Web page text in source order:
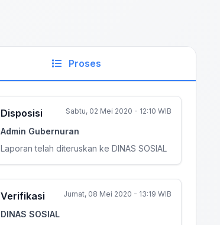
Proses
Disposisi Sabtu, 02 Mei 2020 - 12:10 WIB
Admin Gubernuran
Laporan telah diteruskan ke DINAS SOSIAL
Verifikasi Jumat, 08 Mei 2020 - 13:19 WIB
DINAS SOSIAL